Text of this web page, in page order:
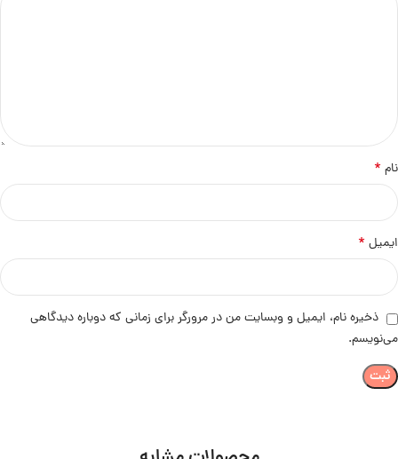
نام *
ایمیل *
ذخیره نام، ایمیل و وبسایت من در مرورگر برای زمانی که دوباره دیدگاهی
می‌نویسم.